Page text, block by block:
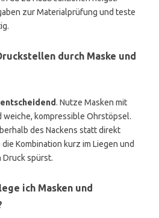
zur Materialprüfung und teste
durch Maske und
. Nutze Masken mit
weiche, kompressible Ohrstöpsel.
des Nackens statt direkt
Kombination kurz im Liegen und
Druck spürst.
ich Masken und